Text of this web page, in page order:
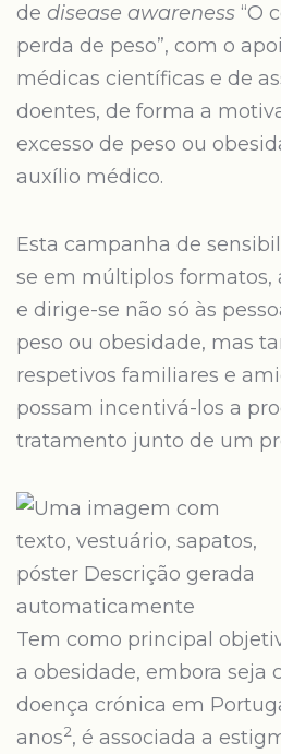
de disease awareness “O
perda de peso”, com o
médicas científicas e de
doentes, de forma a
excesso de peso ou
auxílio médico.
Esta campanha de
se em múltiplos formatos,
e dirige-se não só às
peso ou obesidade, mas
respetivos familiares e
possam incentivá-los a
tratamento junto de um
Tem como principal
a obesidade, embora seja
doença crónica em
anos2, é associada a